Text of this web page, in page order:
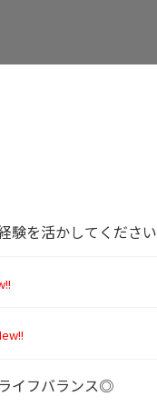
験を活かしてください
イフバランス◎